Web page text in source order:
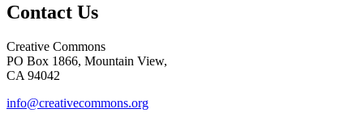
Contact Us
Creative Commons
PO Box 1866, Mountain View,
CA 94042
info@creativecommons.org